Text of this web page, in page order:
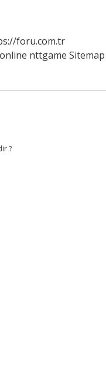
foru.com.tr
nttgame Sitemap
?